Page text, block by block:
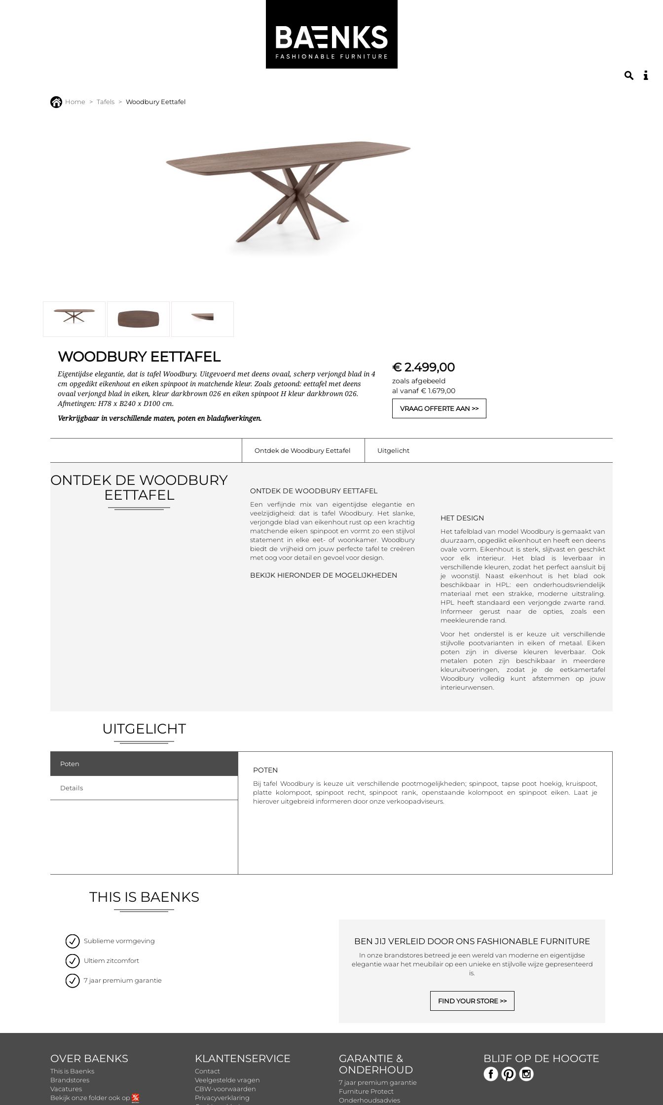
Home Tafels Woodbury Eettafel
WOODBURY EETTAFEL
Eigentijdse elegantie, dat is tafel Woodbury. Uitgevoerd met deens ovaal, scherp verjongd blad in 4
cm opgedikt eikenhout en eiken spinpoot in matchende kleur. Zoals getoond: eettafel met deens
ovaal verjongd blad in eiken, kleur darkbrown 026 en eiken spinpoot H kleur darkbrown 026.
Afmetingen: H78 x B240 x D100 cm.
Verkrijgbaar in verschillende maten, poten en bladafwerkingen.
€ 2.499,00
zoals afgebeeld
al vanaf € 1.679,00
VRAAG OFFERTE AAN
Ontdek de Woodbury Eettafel Uitgelicht
ONTDEK DE WOODBURY
EETTAFEL
ONTDEK DE WOODBURY EETTAFEL
Een verfijnde mix van eigentijdse elegantie en
veelzijdigheid: dat is tafel Woodbury. Het slanke,
verjongde blad van eikenhout rust op een krachtig
matchende eiken spinpoot en vormt zo een stijlvol
statement in elke eet- of woonkamer. Woodbury
biedt de vrijheid om jouw perfecte tafel te creëren
met oog voor detail en gevoel voor design.
BEKIJK HIERONDER DE MOGELIJKHEDEN
HET DESIGN
Het tafelblad van model Woodbury is gemaakt van
duurzaam, opgedikt eikenhout en heeft een deens
ovale vorm. Eikenhout is sterk, slijtvast en geschikt
voor elk interieur. Het blad is leverbaar in
verschillende kleuren, zodat het perfect aansluit bij
je woonstijl. Naast eikenhout is het blad ook
beschikbaar in HPL: een onderhoudsvriendelijk
materiaal met een strakke, moderne uitstraling.
HPL heeft standaard een verjongde zwarte rand.
Informeer gerust naar de opties, zoals een
meekleurende rand.
Voor het onderstel is er keuze uit verschillende
stijlvolle pootvarianten in eiken of metaal. Eiken
poten zijn in diverse kleuren leverbaar. Ook
metalen poten zijn beschikbaar in meerdere
kleuruitvoeringen, zodat je de eetkamertafel
Woodbury volledig kunt afstemmen op jouw
interieurwensen.
UITGELICHT
Poten
Details
POTEN
Bij tafel Woodbury is keuze uit verschillende pootmogelijkheden; spinpoot, tapse poot hoekig, kruispoot,
platte kolompoot, spinpoot recht, spinpoot rank, openstaande kolompoot en spinpoot eiken. Laat je
hierover uitgebreid informeren door onze verkoopadviseurs.
THIS IS BAENKS
Sublieme vormgeving
Ultiem zitcomfort
7 jaar premium garantie
BEN JIJ VERLEID DOOR ONS FASHIONABLE FURNITURE
In onze brandstores betreed je een wereld van moderne en eigentijdse
elegantie waar het meubilair op een unieke en stijlvolle wijze gepresenteerd
is.
FIND YOUR STORE
OVER BAENKS
This is Baenks
Brandstores
Vacatures
Bekijk onze folder ook op
KLANTENSERVICE
Contact
Veelgestelde vragen
CBW-voorwaarden
Privacyverklaring
GARANTIE &
ONDERHOUD
7 jaar premium garantie
Furniture Protect
Onderhoudsadvies
BLIJF OP DE HOOGTE